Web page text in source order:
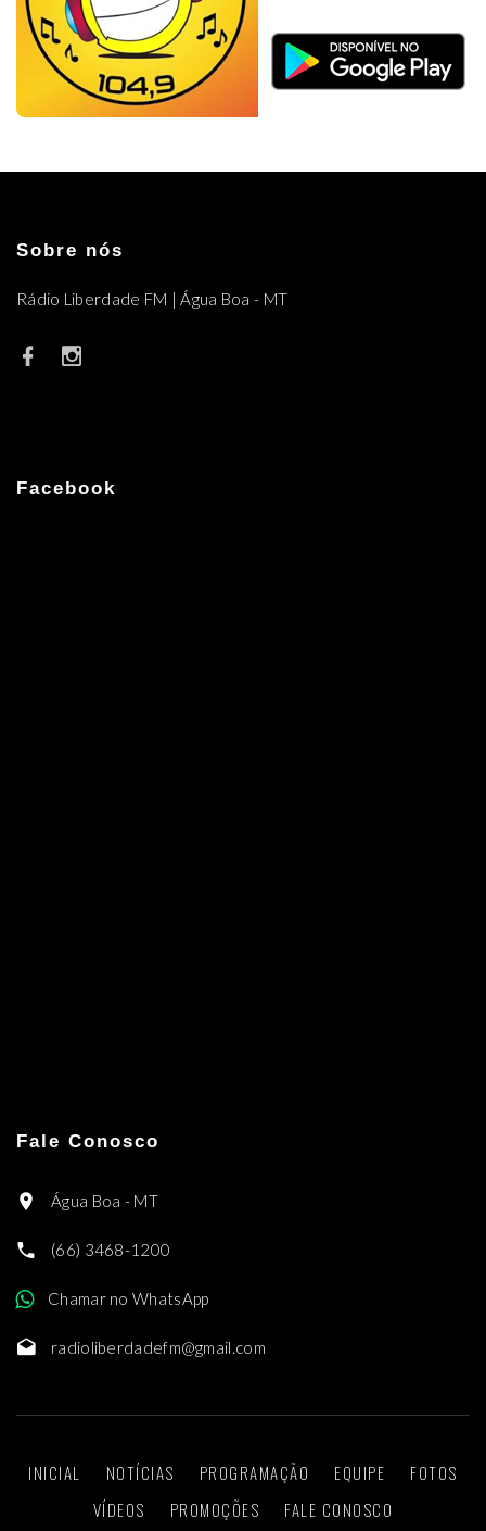
Sobre nós
Rádio Liberdade FM | Água Boa - MT
Facebook
Fale Conosco
Água Boa - MT
(66) 3468-1200
Chamar no WhatsApp
radioliberdadefm@gmail.com
INICIAL NOTÍCIAS PROGRAMAÇÃO EQUIPE
FOTOS
VÍDEOS
PROMOÇÕES FALE CONOSCO